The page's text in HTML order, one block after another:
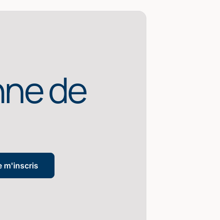
de
m'inscris